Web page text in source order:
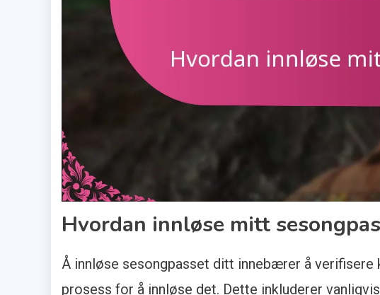
Hvordan innløse mitt
Å innløse sesongpasset ditt innebærer å
prosess for å innløse det. Dette inkluderer